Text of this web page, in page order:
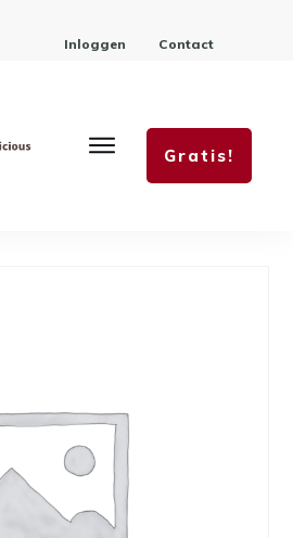
Inloggen Contact
Gratis!